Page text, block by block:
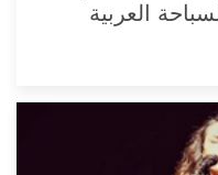
العربية